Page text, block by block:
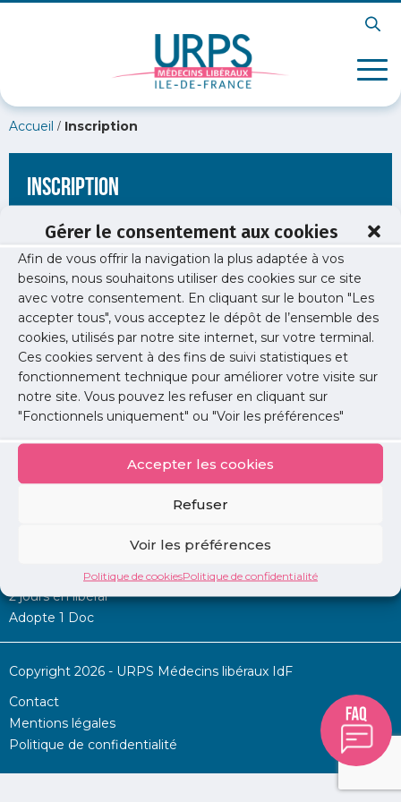
Gérer le consentement aux cookies
Afin de vous offrir la navigation la plus adaptée à vos
besoins, nous souhaitons utiliser des cookies sur ce site
avec votre consentement. En cliquant sur le bouton "Les
accepter tous", vous acceptez le dépôt de l’ensemble des
cookies, utilisés par notre site internet, sur votre terminal.
Ces cookies servent à des fins de suivi statistiques et
fonctionnement technique pour améliorer votre visite sur
notre site. Vous pouvez les refuser en cliquant sur
"Fonctionnels uniquement" ou "Voir les préférences"
Accepter les cookies
Refuser
Voir les préférences
Politique de cookiesPolitique de confidentialité
Accueil / Inscription
Inscription
[wppb-register form_name="inscription"
redirect_url="https://www.urps-med-idf.org/communique-de-
presse/barometre-urps-med-idf-2025/"]
Permanence d’aide à l’installation
2 jours en libéral
Adopte 1 Doc
Copyright 2026 - URPS Médecins libéraux IdF
Contact
Mentions légales
Politique de confidentialité